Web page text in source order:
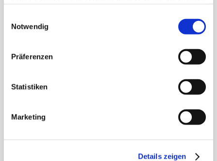
Notwendig
Präferenzen
Statistiken
Marketing
Details zeigen